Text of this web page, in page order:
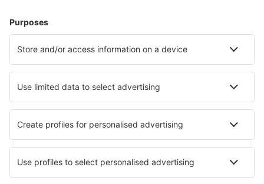
Zbor+Hotel
Află mai multe
Companii aeriene
Wizz Air